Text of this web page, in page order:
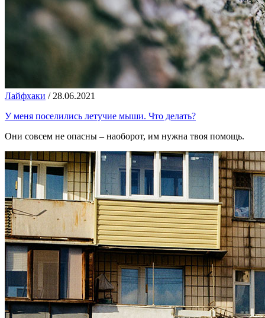
Лайфхаки / 28.06.2021
У меня поселились летучие мыши. Что делать?
Они совсем не опасны – наоборот, им нужна твоя помощь.